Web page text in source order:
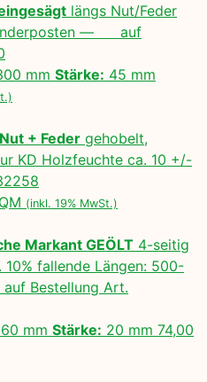
längs Nut/Feder
— auf
mm Stärke: 45 mm
+ Feder gehobelt,
KD Holzfeuchte ca. 10 +/-
(inkl. 19% MwSt.)
Markant GEÖLT 4-seitig
10% fallende Längen: 500-
Bestellung Art.
mm Stärke: 20 mm 74,00